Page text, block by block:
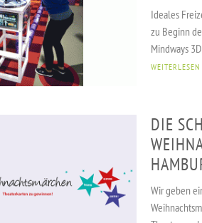
Ideales
zu Beginn
Mindways
WEITERLESEN
DIE
Wir geben